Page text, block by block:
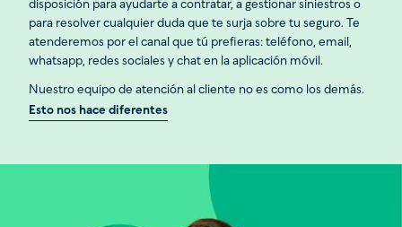
disposición para ayudarte a contratar, a gestionar siniestros o
para resolver cualquier duda que te surja sobre tu seguro. Te
atenderemos por el canal que tú prefieras: teléfono, email,
whatsapp, redes sociales y chat en la aplicación móvil.
Nuestro equipo de atención al cliente no es como los demás.
Esto nos hace diferentes